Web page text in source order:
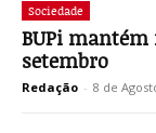
Sociedade
BUPi mantém
setembro
Redação - 8 de